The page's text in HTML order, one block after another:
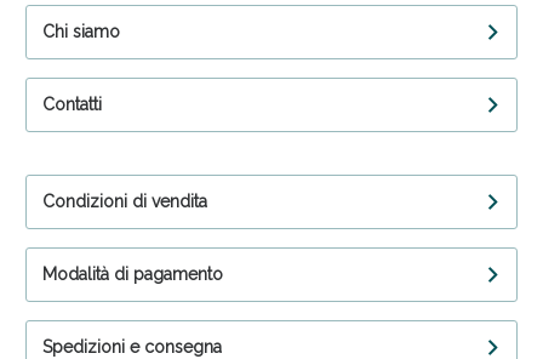
Chi siamo
Contatti
Condizioni di vendita
Modalità di pagamento
Spedizioni e consegna